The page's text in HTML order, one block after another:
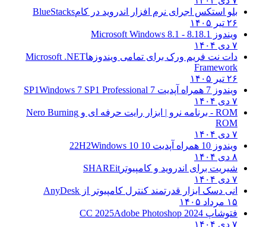
بلو استکس اجرای نرم افزار اندروید در کامBlueStacks
۲۶ تیر ۱۴۰۵
ویندوز 8.1
8.1 - Microsoft Windows 8.1
۷ دی ۱۴۰۴
دات نت فریم ورک برای تمامی ویندوزهاMicrosoft .NET
Framework
۲۶ تیر ۱۴۰۵
ویندوز 7 همراه آپدیت 7 SP1
Windows 7 SP1 Professional
۷ دی ۱۴۰۴
ROM - برنامه نرو | ابزار رایت حرفه ای و
Nero Burning
ROM
۷ دی ۱۴۰۴
ویندوز 10 همراه آپدیت 10 22H2
Windows 10
۸ دی ۱۴۰۴
شیریت برای اندروید و کامپیوتر SHAREit
۷ دی ۱۴۰۴
انی دسک ابزار قدرتمند کنترل کامپیوتر از AnyDesk
۱۵ مرداد ۱۴۰۵
فتوشاپ CC 2025 Adobe Photoshop 2024
۷ دی ۱۴۰۴